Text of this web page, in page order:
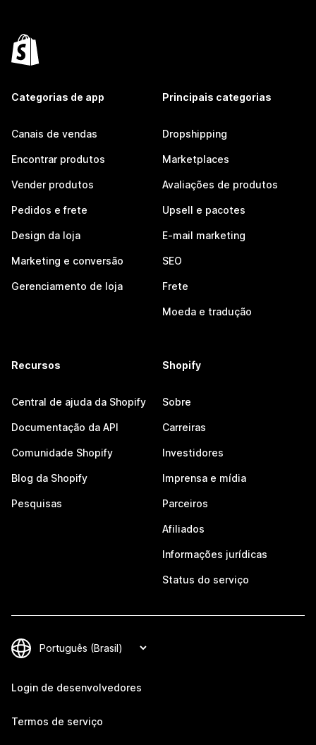
Categorias de app
Canais de vendas
Encontrar produtos
Vender produtos
Pedidos e frete
Design da loja
Marketing e conversão
Gerenciamento de loja
Principais categorias
Dropshipping
Marketplaces
Avaliações de produtos
Upsell e pacotes
E-mail marketing
SEO
Frete
Moeda e tradução
Recursos
Central de ajuda da Shopify
Documentação da API
Comunidade Shopify
Blog da Shopify
Pesquisas
Shopify
Sobre
Carreiras
Investidores
Imprensa e mídia
Parceiros
Afiliados
Informações jurídicas
Status do serviço
Login de desenvolvedores
Termos de serviço